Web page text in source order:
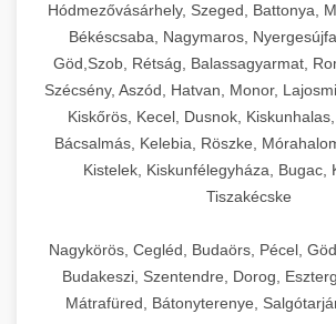
Hódmezővásárhely, Szeged, Battonya,
Békéscsaba, Nagymaros,
Göd,Szob, Rétság, Balassagyarmat,
Szécsény, Aszód, Hatvan, Monor,
Kiskőrös, Kecel, Dusnok,
Bácsalmás, Kelebia, Röszke,
Kistelek, Kiskunfélegyháza, Bugac,
Tiszakécske
Nagykörös, Cegléd, Budaörs, Pécel,
Budakeszi, Szentendre, Dorog,
Mátrafüred, Bátonyterenye,